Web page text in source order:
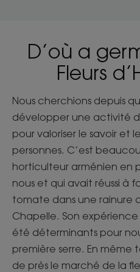
D’où a
Fleurs
Nous cherchions depuis
développer une activité
pour valoriser le savoir et
personnes. C’est
horticulteur arménien en
nous et qui avait réussi à
tomate dans une rainure
Chapelle. Son
été déterminants pour
première serre. En même
de près le marché de la